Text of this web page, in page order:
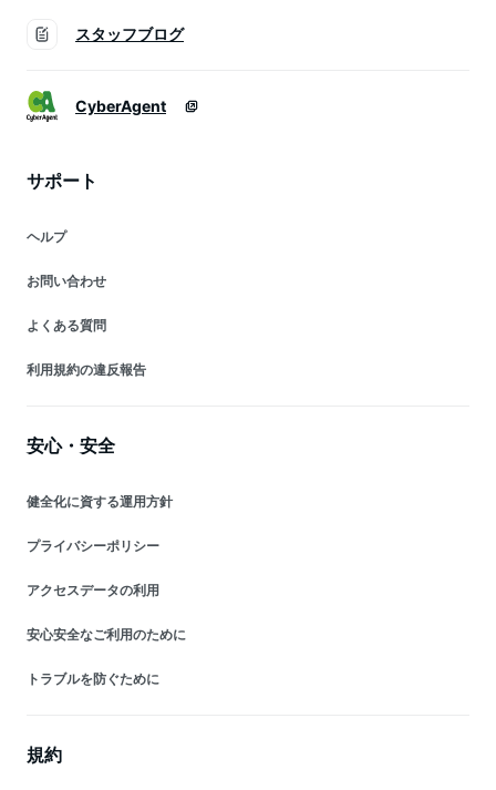
スタッフブログ
CyberAgent
サポート
ヘルプ
お問い合わせ
よくある質問
利用規約の違反報告
安心・安全
健全化に資する運用方針
プライバシーポリシー
アクセスデータの利用
安心安全なご利用のために
トラブルを防ぐために
規約